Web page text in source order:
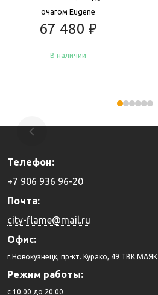
очагом Eugene
67 480 ₽
В наличии
Телефон:
+7 906 936 96-20
Почта:
city-flame@mail.ru
Офис:
г.Новокузнецк, пр-кт. Курако, 49 ТВК МАЯК
Режим работы:
c 10.00 до 20.00